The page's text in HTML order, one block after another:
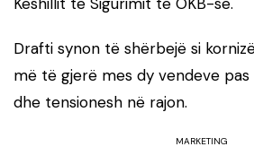
Drafti synon të shërbejë si
më të gjerë mes dy vendeve pas
dhe tensionesh në rajon.
MARKETING